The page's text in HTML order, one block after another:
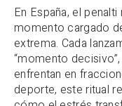
En España, el
momento cargado
extrema. Cada
“momento
enfrentan en
deporte, este ritual